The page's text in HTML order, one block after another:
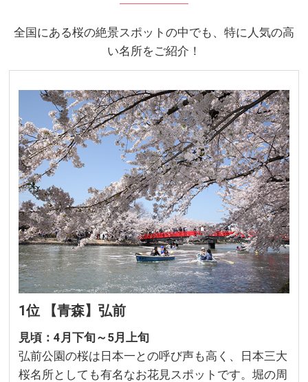
全国にある桜の絶景スポットの中でも、特に人気の高
い名所をご紹介！
1位 【青森】弘前
見頃：4月下旬～5月上旬
弘前公園の桜は日本一との呼び声も高く、日本三大
桜名所としても有名なお花見スポットです。堀の周